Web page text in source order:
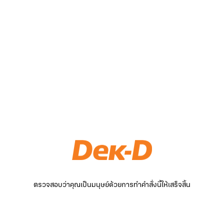
ตรวจสอบว่าคุณเป็นมนุษย์ด้วยการทำคำสั่งนี้ให้เสร็จสิ้น